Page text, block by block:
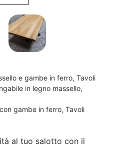
e gambe in ferro, Tavoli
in legno massello,
gambe in ferro, Tavoli
al tuo salotto con il